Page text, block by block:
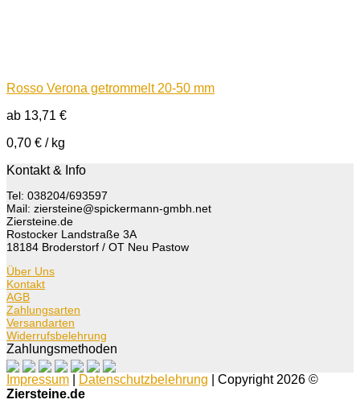
Rosso Verona getrommelt 20-50 mm
ab 13,71 €
0,70 € / kg
Kontakt & Info
Tel: 038204/693597
Mail: ziersteine@spickermann-gmbh.net
Ziersteine.de
Rostocker Landstraße 3A
18184 Broderstorf / OT Neu Pastow
Über Uns
Kontakt
AGB
Zahlungsarten
Versandarten
Widerrufsbelehrung
Zahlungsmethoden
Impressum Datenschutzbelehrung | Copyright 2026 ©
Ziersteine.de